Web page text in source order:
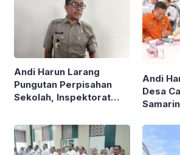
Andi Harun Larang
Pungutan Perpisahan
Sekolah, Inspektorat
Andi
Desa
Data